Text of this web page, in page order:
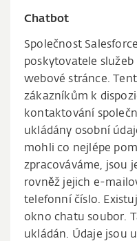
Chatbot
Společnost
poskytovatele
webové stránce.
zákazníkům k
kontaktování
ukládány osobní
mohli co nejlépe
zpracováváme, jsou
rovněž jejich e-
telefonní číslo.
okno chatu soubor.
ukládán. Údaje jsou